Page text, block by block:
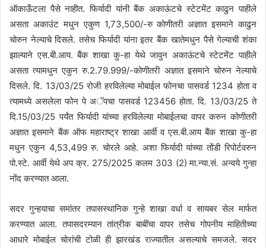
ऑकाऊँटला पैसे नाहीत. फिर्यादी यांनी बैंक अकाऊंटचे स्टेटमेंट काढुन पाहीले
असता अकाउंट मधुन एकुण 1,73,500/-रु कोणीतरी अज्ञात इसमाने काढुन
चोरुन नेल्याचे दिसले. तसेच फिर्यादी यांना इतर बैंक खातेमधुन पैसे गेल्याची शंका
झाल्याने एस.बी.आय. बैंक शाखा कु-हा येथे जावुन अकाऊंटचे स्टेटमेंट पाहीले
असता त्यामधुन एकुन रु.2.79.999/-कोणीतरी अज्ञात इसमाने चोरुन नेल्याचे
दिसले. दि. 13/03/25 रोजी हरविलेल्या मोबाईल फोनचा पासवर्ड 1234 होता व
त्यामध्ये असलेला फोन पे अॅपचा पासवर्ड 123456 होता. दि. 13/03/25 ते
दि.15/03/25 पर्यंत फिर्यादी यांच्या हरविलेल्या मोबाईलचा वापर करुन कोणीतरी
अज्ञात इसमाने बैंक ऑफ महाराष्ट्र शाखा आर्वी व एस.बी.आय बैंक शाखा कु-हा
मधुन एकुन 4,53,499 रु. चोरले आहे. अशा फिर्यादी यांच्या तोंडी रिपोर्टवरुन
पो.स्टे. आर्वी येथे अप क्र. 275/2025 कलम 303 (2) मा.न्या.सं. अन्वये गुन्हा
नोंद करण्यात आला.
सदर गुन्हयाचा समांतर तपासस्थानिक गुन्हे शाखा वर्धा व सायबर सेल मार्फत
करण्यात आला. तपासदरम्यान तांत्रीक बाबींचा वापर तसेच गोपनीय माहितीच्या
आधारे मोबाईल चोरांची टोळी ही झारखंड राज्यातील असल्याचे समजले. सदर